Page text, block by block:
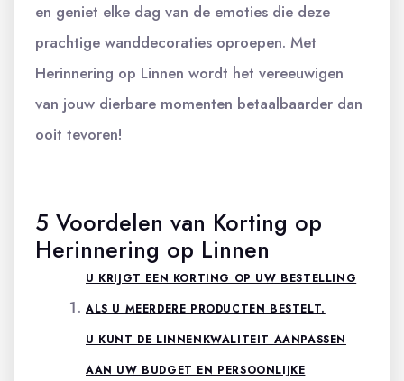
en geniet elke dag van de emoties die deze
prachtige wanddecoraties oproepen. Met
Herinnering op Linnen wordt het vereeuwigen
van jouw dierbare momenten betaalbaarder dan
ooit tevoren!
5 Voordelen van Korting op
Herinnering op Linnen
U KRIJGT EEN KORTING OP UW BESTELLING
ALS U MEERDERE PRODUCTEN BESTELT.
U KUNT DE LINNENKWALITEIT AANPASSEN
AAN UW BUDGET EN PERSOONLIJKE